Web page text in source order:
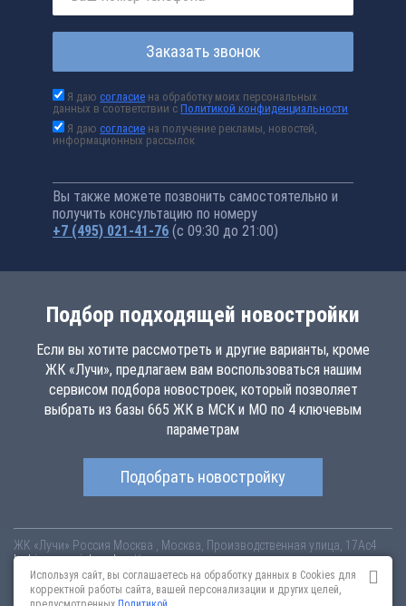
Заказать звонок
Я даюсогласие на обработку моих персональных
данных в соответствии сПолитикой конфиденциальности
Я даюсогласие на получение рекламы, новостей,
информационных рассылок
Вы также можете позвонить самостоятельно и
получить консультацию по номеру
+7 (495) 021-41-76 (с 09:30 до 21:00)
Подбор подходящей новостройки
Если вы хотите рассмотреть и другие варианты, кроме
ЖК «Лучи», предлагаем вам воспользоваться нашим
сервисом подбора новостроек, который позволяет
выбрать из базы 665 ЖК в МСК и МО по 4 ключевым
параметрам
Подобрать новостройку
ЖК «Лучи» Россия Москва
, Москва, Производственная улица, 17Ас4
luchi.novopoisk.msk.ruКупить квартиру в новом жилом комплексе
«Лучи» от «ЛСР. Недвижимость - Москва» в районе Солнцево. Квартиры
различных планировок от 7.57 млн рублей!
Используя сайт, вы соглашаетесь на обработку данных в Cookies для
корректной работы сайта, вашей персонализации и других целей,